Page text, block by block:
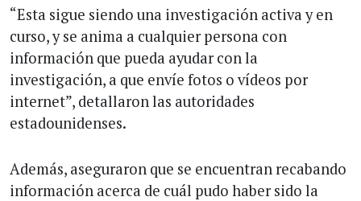
“Esta sigue siendo una investigación activa y en
curso, y se anima a cualquier persona con
información que pueda ayudar con la
investigación, a que envíe fotos o vídeos por
internet”, detallaron las autoridades
estadounidenses.
Además, aseguraron que se encuentran recabando
información acerca de cuál pudo haber sido la